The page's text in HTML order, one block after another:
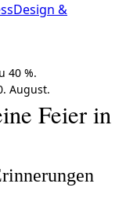
Design &
40 %.
August.
Feier in